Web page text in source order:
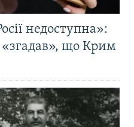
недоступна»:
«згадав», що Крим